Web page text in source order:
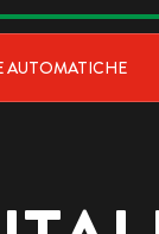
AUTOMATICHE